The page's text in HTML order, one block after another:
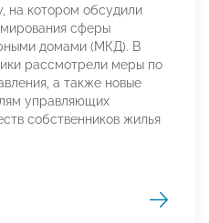
на котором обсудили
сферы
домами (МКД). В
рассмотрели меры по
а также новые
управляющих
собственников жилья